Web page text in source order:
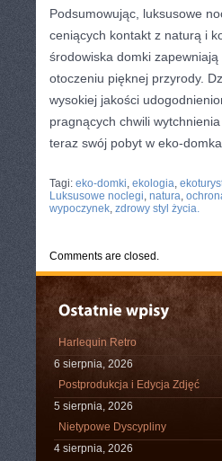
Podsumowując, luksusowe
ceniących kontakt⁢ z naturą⁢ i
środowiska domki
⁤otoczeniu pięknej przyrody.
wysokiej​ jakości
pragnących chwili‌
teraz swój pobyt w eko-
Tagi: eko-domki ekologia
Luksusowe noclegi natura
wypoczynek zdrowy styl życia.
Comments are closed.
Harlequin Retro
6 sierpnia, 2026
Postprodukcja i Edycja Zdjęć
5 sierpnia, 2026
Nietypowe Dyscypliny
4 sierpnia, 2026